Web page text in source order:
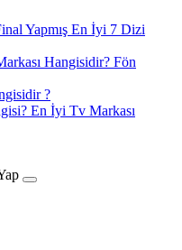
Yapmış En İyi 7 Dizi
Hangisidir? Fön
?
En İyi Tv Markası